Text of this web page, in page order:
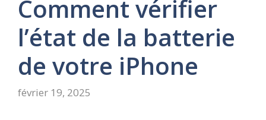
Comment vérifier
l’état de la batterie
de votre iPhone
février 19, 2025